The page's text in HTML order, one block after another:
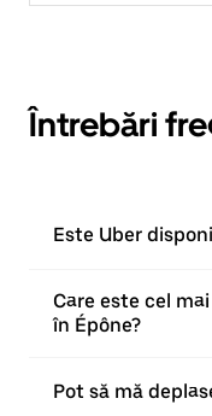
Întrebări
Este Uber
Care este cel
în Épône?
Pot să mă